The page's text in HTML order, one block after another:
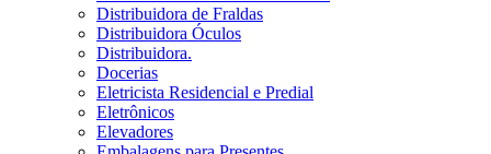
Distribuidora de Fraldas
Distribuidora Óculos
Distribuidora.
Docerias
Eletricista Residencial e Predial
Eletrônicos
Elevadores